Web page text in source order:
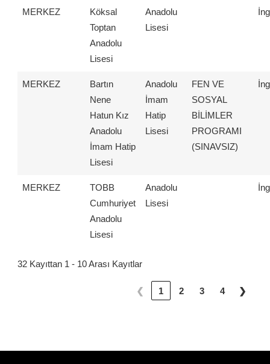
MERKEZ
Köksal
Toptan
Anadolu
Lisesi
Anadolu
Lisesi
MERKEZ
Bartın
Nene
Hatun Kız
Anadolu
İmam Hatip
Lisesi
Anadolu
İmam
Hatip
Lisesi
FEN VE
SOSYAL
BİLİMLER
PROGRAMI
(SINAVSIZ)
MERKEZ
TOBB
Cumhuriyet
Anadolu
Lisesi
Anadolu
Lisesi
32 Kayıttan 1 - 10 Arası Kayıtlar
❮ 1 2 3 4 ❯